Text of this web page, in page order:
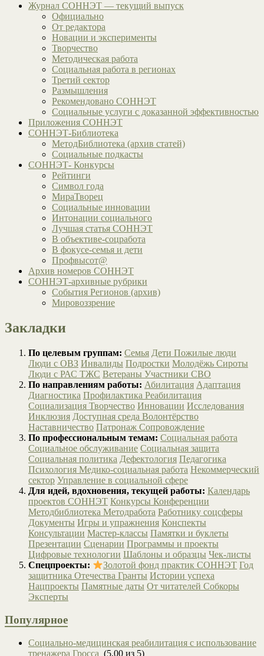
Журнал СОННЭТ — текущий выпуск
Официально
От редактора
Новации и эксперименты
Творчество
Методическая работа
Социальная работа в регионах
Третий сектор
Размышления
Рекомендовано СОННЭТ
Социальные услуги с доказанной эффективностью
Приложения СОННЭТ
СОННЭТ-Библиотека
МетодБиблиотека (архив статей)
Социальные подкасты
СОННЭТ- Конкурсы
Рейтинги
Символ года
МираТворец
Социальные инновации
Интонации социального
Лучшая статья СОННЭТ
В объективе-соцработа
В фокусе-семья и дети
Профвысот@
Архив номеров СОННЭТ
СОННЭТ-архивные рубрики
События Регионов (архив)
Мировоззрение
Закладки
По целевым группам: Семья Дети Пожилые люди
Люди с ОВЗ Инвалиды Подростки Молодёжь Сироты
Люди с РАС ТЖС Ветераны Участники СВО
По направлениям работы: Абилитация Адаптация
Диагностика Профилактика Реабилитация
Социализация Творчество Инновации Исследования
Инклюзия Доступная среда Волонтёрство
Наставничество Патронаж Сопровождение
По профессиональным темам: Социальная работа
Социальное обслуживание Социальная защита
Социальная политика Дефектология Педагогика
Психология Медико-социальная работа Некоммерческий
сектор Управление в социальной сфере
Для идей, вдохновения, текущей работы: Календарь
проектов СОННЭТ Конкурсы Конференции
Методбиблиотека Методработа Работнику соцсферы
Документы Игры и упражнения Конспекты
Консультации Мастер-классы Памятки и буклеты
Презентации Сценарии Программы и проекты
Цифровые технологии Шаблоны и образцы Чек-листы
Спецпроекты:
Золотой фонд практик СОННЭТ Год
защитника Отечества Гранты Истории успеха
Нацпроекты Памятные даты От читателей Собкоры
Эксперты
Популярное
Социально-медицинская реабилитация с использование
тренажера Гросса (5,00 из 5)